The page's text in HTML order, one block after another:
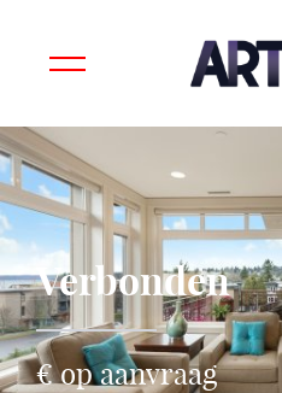
Verbonden
€ op aanvraag